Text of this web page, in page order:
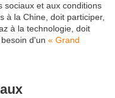
sociaux et aux conditions
à la Chine, doit participer,
à la technologie, doit
d'un « Grand